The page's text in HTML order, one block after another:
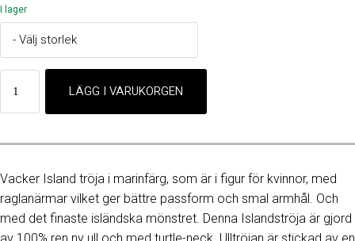
I lager
Vacker Island tröja i marinfärg, som är i figur för kvinnor, med
raglanärmar vilket ger bättre passform och smal armhål. Och
med det finaste isländska mönstret. Denna Islandströja är gjord